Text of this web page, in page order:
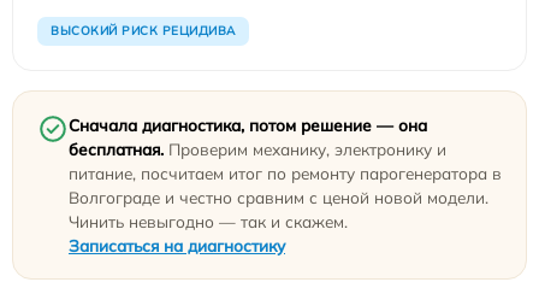
ВЫСОКИЙ РИСК РЕЦИДИВА
Сначала диагностика, потом решение — она
бесплатная. Проверим механику, электронику и
питание, посчитаем итог по ремонту парогенератора в
Волгограде и честно сравним с ценой новой модели.
Чинить невыгодно — так и скажем.
Записаться на диагностику